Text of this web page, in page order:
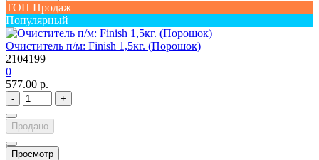
ТОП Продаж
Популярный
Очиститель п/м: Finish 1,5кг. (Порошок)
2104199
0
577.00 р.
- +
Продано
Просмотр